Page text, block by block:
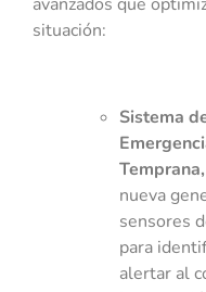
situación:
Sistema
nueva
sensores
para
alertar al